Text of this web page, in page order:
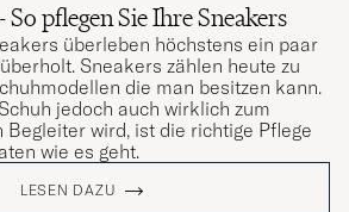
So pflegen Sie Ihre Sneakers
überleben höchstens ein paar
Sneakers zählen heute zu
die man besitzen kann.
jedoch auch wirklich zum
Begleiter wird, ist die richtige Pflege
wie es geht.
LESEN DAZU